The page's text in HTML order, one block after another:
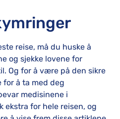
reise, må du huske å
og sjekke lovene for
Og for å være på den sikre
for å ta med deg
medisinene i
ekstra for hele reisen, og